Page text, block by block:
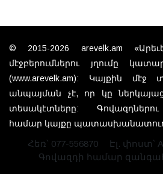
© 2015-2026 arevelk.am
մէջբերումներու յղումը
(www.arevelk.am): Կայքին
անպայման չէ, որ կը
տեսակէտները:
համար կայքը
Հեռ՝ 077-556870
Էլ. փոստ՝
Գովազդի համար